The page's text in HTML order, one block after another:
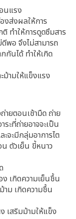
นแรง
งส่งผลให้การ
ทำให้การดูดซึมสาร
ดีพอ จึงไม่สามารถ
กันได้ ทำให้เกิด
ม้ามให้แข็งแรง
ายตอนเช้ามืด ถ่าย
ระที่ถ่ายอาจจะเป็น
จะมีกลุ่มอาการไต
น ตัวเย็น ขี้หนาว
ง เกิดความเย็นชื้น
ม เกิดความชื้น
เสริมม้ามให้แข็ง